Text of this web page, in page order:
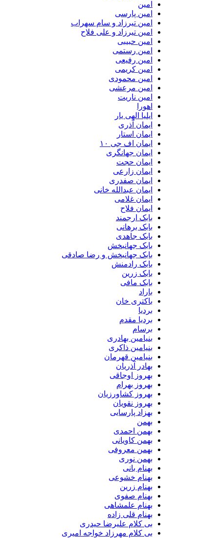
امین پارسی
امین تیرزاد و سام سهراب
امین تیرزاد و علی فلاح
امین حبیبی
امین رستمی
امین رفیعی
امین کریمی
امین محمودی
امین مرعشی
امین ناریت
ایلیا الهی یار
ایمان آذری
ایمان استار
ایمان اف جی ۱۰
ایمان جهانگری
ایمان حجت
ایمان زارعی
ایمان صفدری
ایمان عبدالله خانی
ایمان غلامی
ایمان فلاح
بابک ارجمند
بابک برهانی
بابک جاهدی
بابک جهانبخش
بابک جهانبخش و رضا صادقی
بابک رادمنش
بابک زرین
بابک مافی
باکتری خان
بردیا مقدم
بنیامین بهادری
بنیامین ذاکری
بنیامین قهرمان
بهادر آذریان
بهروز اوجاقی
بهروز بهرام
بهروز کشاورزیان
بهروز نقویان
بهزاد پارسایی
بهمن احمدی
بهمن کاویانی
بهمن معروفی
بهمن نوری
بهنام بانی
بهنام خشوعی
بهنام زرین
بهنام صفوی
بهنام علمشاهی
بهنام قلی زاده
بی کلام علیرضا حیدری
بی کلام مهرزاد خواجه امیری